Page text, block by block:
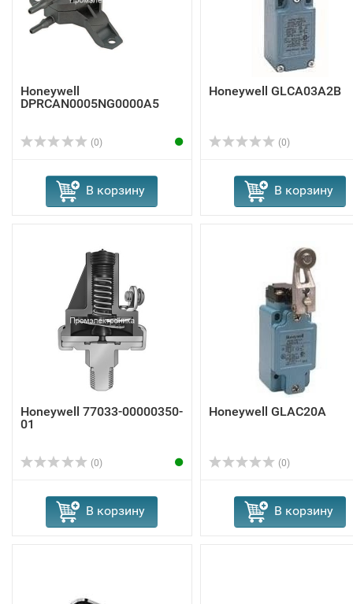
Honeywell
DPRCAN0005NG0000A5
(0)
В корзину
Honeywell GLCA03A2B
(0)
В корзину
Honeywell 77033-00000350-
01
(0)
В корзину
Honeywell GLAC20A
(0)
В корзину